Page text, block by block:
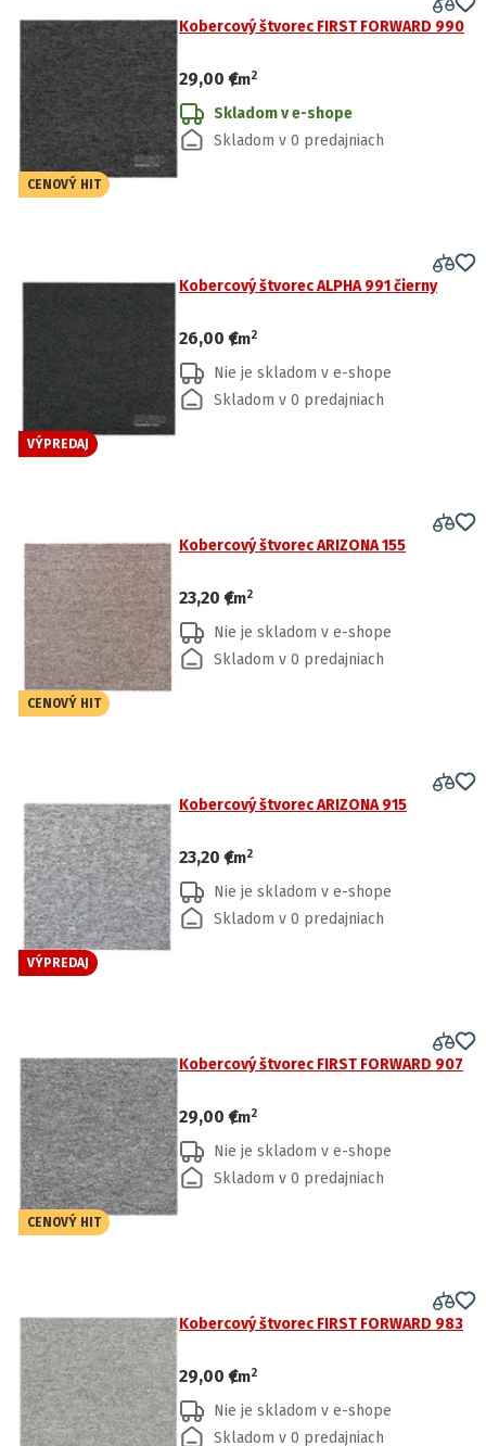
CENOVÝ HIT
Kobercový štvorec FIRST FORWARD 990
29,00 €
/m2
Skladom v e-shope
Skladom v 0 predajniach
VÝPREDAJ
Kobercový štvorec ALPHA 991 čierny
26,00 €
/m2
Nie je skladom v e-shope
Skladom v 0 predajniach
CENOVÝ HIT
Kobercový štvorec ARIZONA 155
23,20 €
/m2
Nie je skladom v e-shope
Skladom v 0 predajniach
VÝPREDAJ
Kobercový štvorec ARIZONA 915
23,20 €
/m2
Nie je skladom v e-shope
Skladom v 0 predajniach
CENOVÝ HIT
Kobercový štvorec FIRST FORWARD 907
29,00 €
/m2
Nie je skladom v e-shope
Skladom v 0 predajniach
Kobercový štvorec FIRST FORWARD 983
29,00 €
/m2
Nie je skladom v e-shope
Skladom v 0 predajniach